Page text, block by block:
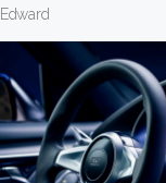
Edward